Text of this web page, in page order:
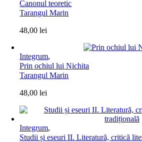
Canonul teoretic
Tarangul Marin
48,00lei
Integrum,
Prin ochiul lui Nichita
Tarangul Marin
48,00lei
Integrum,
Studii și eseuri II. Literatură, critică